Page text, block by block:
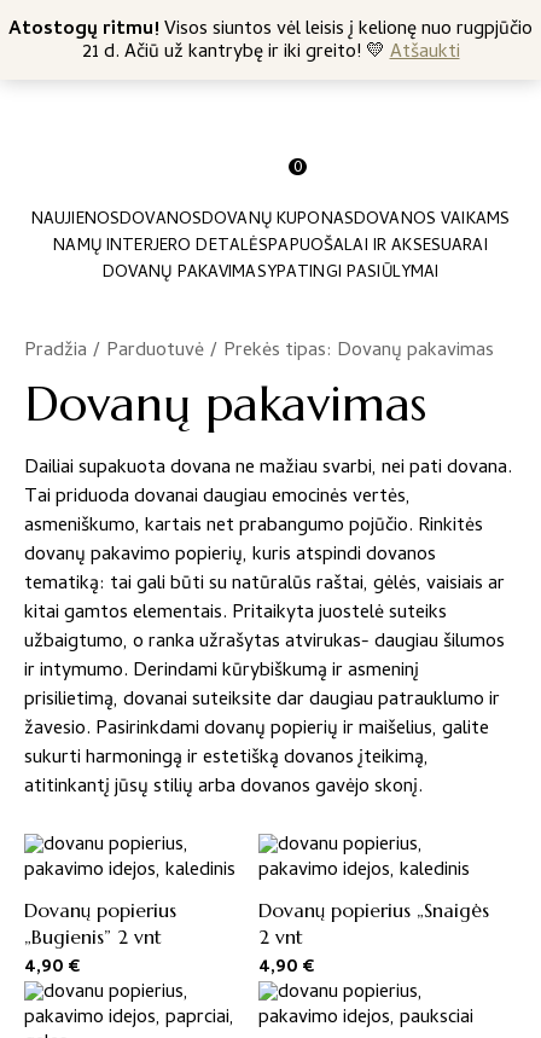
Atostogų ritmu!Visos siuntos vėl leisis į kelionę nuo rugpjūčio
21 d. Ačiū už kantrybę ir iki greito! 💛Atšaukti
Nemokamas siuntimas nuo 45 Eur +370 682 57369
0
NAUJIENOSDOVANOSDOVANŲ KUPONASDOVANOS VAIKAMS
NAMŲ INTERJERO DETALĖSPAPUOŠALAI IR AKSESUARAI
DOVANŲ PAKAVIMASYPATINGI PASIŪLYMAI
Pradžia / Parduotuvė/ Prekės tipas: Dovanų pakavimas
Dovanų pakavimas
Dailiai supakuota dovana ne mažiau svarbi, nei pati dovana.
Tai priduoda dovanai daugiau emocinės vertės,
asmeniškumo, kartais net prabangumo pojūčio. Rinkitės
dovanų pakavimo popierių, kuris atspindi dovanos
tematiką: tai gali būti su natūralūs raštai, gėlės, vaisiais ar
kitai gamtos elementais. Pritaikyta juostelė suteiks
užbaigtumo, o ranka užrašytas atvirukas- daugiau šilumos
ir intymumo. Derindami kūrybiškumą ir asmeninį
prisilietimą, dovanai suteiksite dar daugiau patrauklumo ir
žavesio. Pasirinkdami dovanų popierių ir maišelius, galite
sukurti harmoningą ir estetišką dovanos įteikimą,
atitinkantį jūsų stilių arba dovanos gavėjo skonį.
Dovanų popierius
„Bugienis” 2 vnt
4,90€
Dovanų popierius „Snaigės
2 vnt
4,90€